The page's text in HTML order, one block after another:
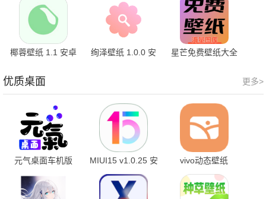
椰蓉壁纸 1.1 安卓
绚泽壁纸 1.0.0 安
星芒免费壁纸大全
更多>
优质桌面
元气桌面车机版
MIUI15 v1.0.25 安
卓版
vivo动态壁纸
v2.4.1 安卓版